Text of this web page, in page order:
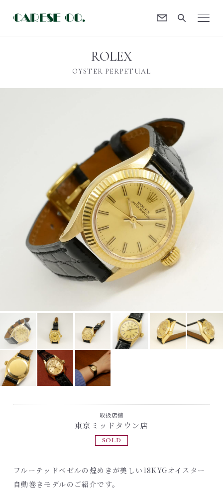
ROLEX
OYSTER PERPETUAL
取扱店舗
東京ミッドタウン店
SOLD
フルーテッドベゼルの煌めきが美しい18KYGオイスター
自動巻きモデルのご紹介です。